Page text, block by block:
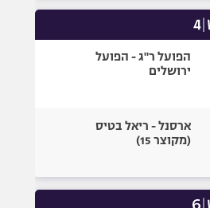
הפועל ר"ג - הפועל
ירושלים
ארסנל - ריאל בטיס
(מקוצר 15)